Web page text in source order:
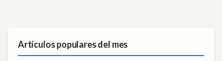
Artículos populares del mes